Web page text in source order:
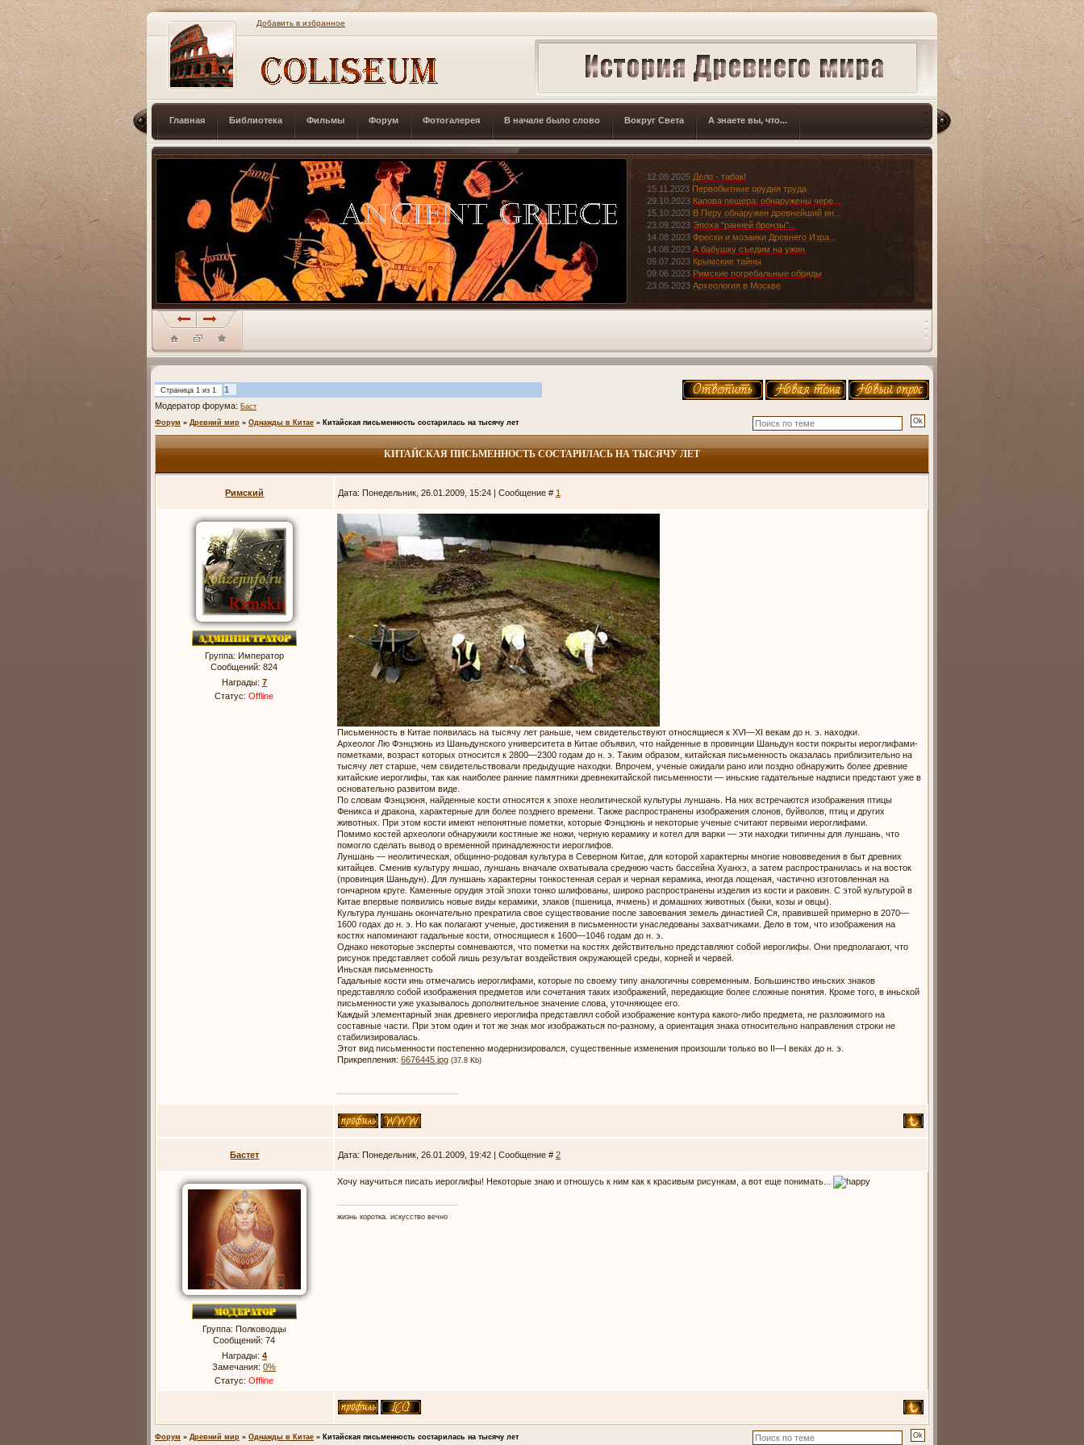
Добавить в избранное
Главная Библиотека Фильмы Форум Фотогалерея В начале было слово Вокруг Света А знаете вы, что...
12.08.2025 Дело - табак!
15.11.2023 Первобытные орудия труда
29.10.2023 Капова пещера: обнаружены чере...
15.10.2023 В Перу обнаружен древнейший ин...
23.09.2023 Эпоха "ранней бронзы"...
14.08.2023 Фрески и мозаики Древнего Изра...
14.08.2023 А бабушку съедим на ужин
09.07.2023 Крымские тайны
09.06.2023 Римские погребальные обряды
23.05.2023 Археология в Москве
Страница 1из 1
1
Модератор форума: Баст
Форум » Древний мир » Однажды в Китае » Китайская письменность состарилась на тысячу лет
КИТАЙСКАЯ ПИСЬМЕННОСТЬ СОСТАРИЛАСЬ НА ТЫСЯЧУ ЛЕТ
Римский Дата: Понедельник, 26.01.2009, 15:24 | Сообщение # 1
Группа: Император
Сообщений:824
Награды: 7
Статус:Offline
Письменность в Китае появилась на тысячу лет раньше, чем свидетельствуют относящиеся к XVI—XI векам до н. э. находки.
Археолог Лю Фэнцзюнь из Шаньдунского университета в Китае объявил, что найденные в провинции Шаньдун кости покрыты иероглифами-
пометками, возраст которых относится к 2800—2300 годам до н. э. Таким образом, китайская письменность оказалась приблизительно на
тысячу лет старше, чем свидетельствовали предыдущие находки. Впрочем, ученые ожидали рано или поздно обнаружить более древние
китайские иероглифы, так как наиболее ранние памятники древнекитайской письменности — иньские гадательные надписи предстают уже в
основательно развитом виде.
По словам Фэнцзюня, найденные кости относятся к эпохе неолитической культуры луншань. На них встречаются изображения птицы
Феникса и дракона, характерные для более позднего времени. Также распространены изображения слонов, буйволов, птиц и других
животных. При этом кости имеют непонятные пометки, которые Фэнцзюнь и некоторые ученые считают первыми иероглифами.
Помимо костей археологи обнаружили костяные же ножи, черную керамику и котел для варки — эти находки типичны для луншань, что
помогло сделать вывод о временной принадлежности иероглифов.
Луншань — неолитическая, общинно-родовая культура в Северном Китае, для которой характерны многие нововведения в быт древних
китайцев. Сменив культуру яншао, луншань вначале охватывала среднюю часть бассейна Хуанхэ, а затем распространилась и на восток
(провинция Шаньдун). Для луншань характерны тонкостенная серая и черная керамика, иногда лощеная, частично изготовленная на
гончарном круге. Каменные орудия этой эпохи тонко шлифованы, широко распространены изделия из кости и раковин. С этой культурой в
Китае впервые появились новые виды керамики, злаков (пшеница, ячмень) и домашних животных (быки, козы и овцы).
Культура луншань окончательно прекратила свое существование после завоевания земель династией Ся, правившей примерно в 2070—
1600 годах до н. э. Но как полагают ученые, достижения в письменности унаследованы захватчиками. Дело в том, что изображения на
костях напоминают гадальные кости, относящиеся к 1600—1046 годам до н. э.
Однако некоторые эксперты сомневаются, что пометки на костях действительно представляют собой иероглифы. Они предполагают, что
рисунок представляет собой лишь результат воздействия окружающей среды, корней и червей.
Иньская письменность
Гадальные кости инь отмечались иероглифами, которые по своему типу аналогичны современным. Большинство иньских знаков
представляло собой изображения предметов или сочетания таких изображений, передающие более сложные понятия. Кроме того, в иньской
письменности уже указывалось дополнительное значение слова, уточняющее его.
Каждый элементарный знак древнего иероглифа представлял собой изображение контура какого-либо предмета, не разложимого на
составные части. При этом один и тот же знак мог изображаться по-разному, а ориентация знака относительно направления строки не
стабилизировалась.
Этот вид письменности постепенно модернизировался, существенные изменения произошли только во II—I веках до н. э.
Прикрепления: 6676445.jpg (37.8 Kb)
Бастет Дата: Понедельник, 26.01.2009, 19:42 | Сообщение # 2
Группа: Полководцы
Сообщений:74
Награды: 4
Замечания:0%
Статус:Offline
Хочу научиться писать иероглифы! Некоторые знаю и отношусь к ним как к красивым рисункам, а вот еще понимать...
жизнь коротка. искусство вечно
Форум » Древний мир » Однажды в Китае » Китайская письменность состарилась на тысячу лет